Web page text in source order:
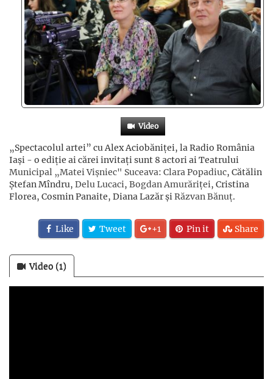
Video
„Spectacolul artei” cu Alex Aciobăniței, la Radio România
Iași - o ediție ai cărei invitați sunt 8 actori ai Teatrului
Municipal „Matei Vișniec" Suceava: Clara Popadiuc, Cătălin
Ștefan Mîndru, Delu Lucaci, Bogdan Amurăriței, Cristina
Florea, Cosmin Panaite, Diana Lazăr șiRăzvan Bănuț.
Like Tweet +1 Pin it Share
Video (1)